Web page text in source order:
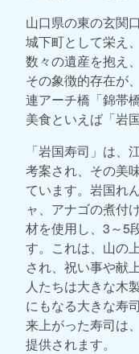
山口県の東の玄関
城下町として栄え
数々の遺産を抱え
その象徴的存在が
連アーチ橋「錦帯
美食といえば「岩
「岩国寿司」は、
考案され、その美
ています。岩国れ
ャ、アナゴの煮付
材を使用し、3～5
す。これは、山の
され、祝い事や献
人たちは大きな木
にもなる大きな寿
来上がった寿司は
提供されます。